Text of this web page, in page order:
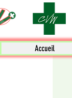
Accueil